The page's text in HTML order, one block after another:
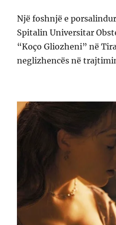
Një foshnjë e
Spitalin Universitar
“Koço Gliozheni” në
neglizhencës në